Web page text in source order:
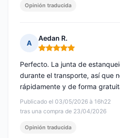
Opinión traducida
A
Aedan R.
Nota: 5 de 5
Publicado el 03/05/2026 à 16h22
tras una compra de 23/04/2026
Perfecto. La junta de
durante el transporte, así que
rápidamente y de forma
Opinión traducida